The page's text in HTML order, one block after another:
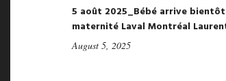
5 août 2025_Bébé arrive
maternité Laval Montréal
August 5, 2025